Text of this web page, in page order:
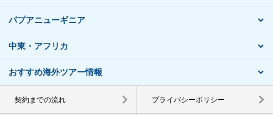
パプアニューギニア
中東・アフリカ
おすすめ海外ツアー情報
契約までの流れ プライバシーポリシー